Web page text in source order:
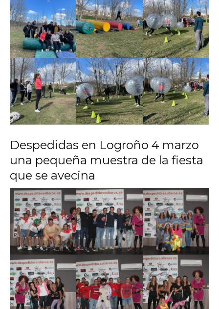
Despedidas en Logroño 4 marzo
una pequeña muestra de la fiesta
que se avecina